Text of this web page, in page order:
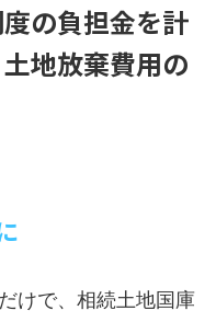
度の負担金を計
地放棄費用の
けで、相続土地国庫